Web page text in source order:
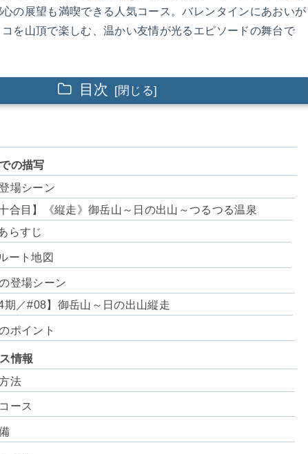
の展望も満喫できる人気コース。バレンタインにあおいが
を山頂で楽しむ、温かい友情が光るエピソードの舞台で
目次
の描写
場シーン
十合目】《縦走》御岳山～日の出山～つるつる温泉
らすじ
ート地図
登場シーン
4期／#08】御岳山～日の出山縦走
ポイント
情報
法
ース